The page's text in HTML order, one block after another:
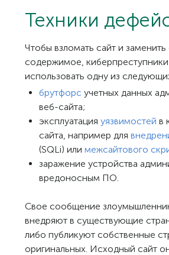
Техники
Чтобы взломать сайт и заменить
содержимое,
использовать одну из
брутфорс учетных данных
веб-сайта;
эксплуатацияуязвимостей в
сайта, например для
(SQLi) илимежсайтового
заражение устройства
вредоносным ПО.
Свое сообщение
внедряют в существующие
либо публикуют собственные
оригинальных. Исходный сайт